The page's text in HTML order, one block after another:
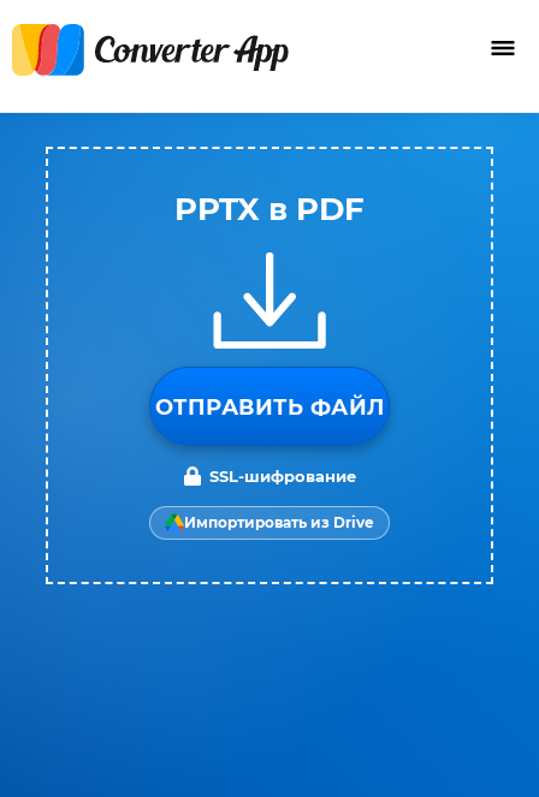
PPTX в PDF
ОТПРАВИТЬ ФАЙЛ
SSL-шифрование
Импортировать из Drive